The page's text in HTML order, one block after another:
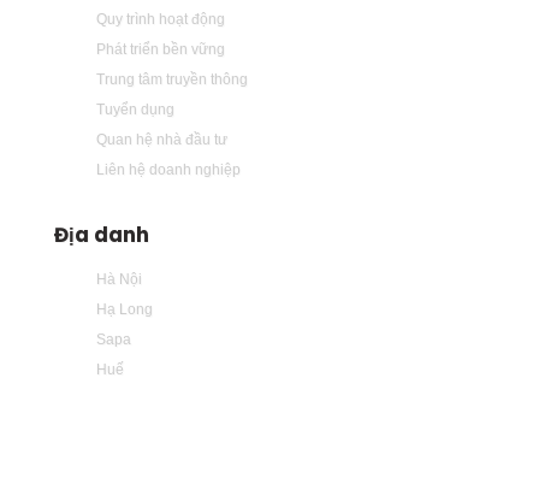
Quy trình hoạt động
Phát triển bền vững
Trung tâm truyền thông
Tuyển dụng
Quan hệ nhà đầu tư
Liên hệ doanh nghiệp
Địa danh
Hà Nội
Hạ Long
Sapa
Huế